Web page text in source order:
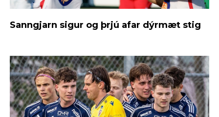
Sanngjarn sigur og þrjú afar dýrmæt stig